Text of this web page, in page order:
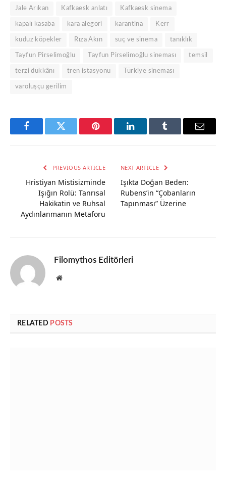
Jale Arıkan Kafkaesk anlatı Kafkaesk sinema
kapalı kasaba kara alegori karantina Kerr
kuduz köpekler Rıza Akın suç ve sinema tanıklık
Tayfun Pirselimoğlu Tayfun Pirselimoğlu sineması temsil
terzi dükkânı tren istasyonu Türkiye sineması
varoluşçu gerilim
FacebookTwitter Pinterest LinkedInTumblr Email
PREVIOUS ARTICLE
Hristiyan Mistisizminde
Işığın Rolü: Tanrısal
Hakikatin ve Ruhsal
Aydınlanmanın Metaforu
NEXT ARTICLE
Işıkta Doğan Beden:
Rubens’in “Çobanların
Tapınması” Üzerine
Filomythos Editörleri
Website
RELATED POSTS